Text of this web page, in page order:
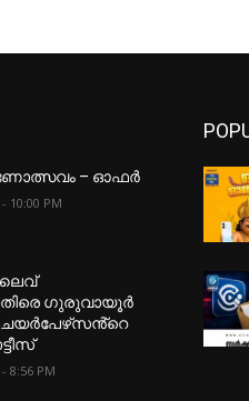
– ഓഫർ
10:00 PM
ഗുരുവായൂർ
8:56 PM